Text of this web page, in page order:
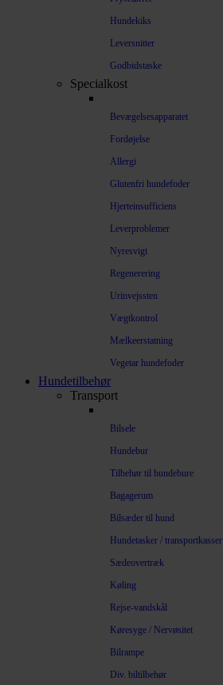
Hundekiks
Leversnitter
Godbidstaske
Specialkost
Bevægelsesapparatet
Fordøjelse
Allergi
Glutenfri hundefoder
Hjerteinsufficiens
Leverproblemer
Nyresvigt
Regenerering
Urinvejssten
Vægtkontrol
Mælkeerstatning
Vegetar hundefoder
Hundetilbehør
Transport
Bilsele
Hundebur
Tilbehør til hundebure
Bagagerum
Bilsæder til hund
Hundetasker / transportkasser
Sædeovertræk
Køling
Rejse-vandskål
Køresyge / Nervøsitet
Bilrampe
Div. biltilbehør